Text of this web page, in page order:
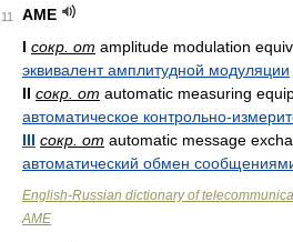
11
AME
I сокр. от amplitude modulation
эквивалент амплитудной модуляции
II сокр. от automatic measuring
автоматическое контрольно-
III сокр. от automatic message
автоматический обмен
English-Russian dictionary of
AME